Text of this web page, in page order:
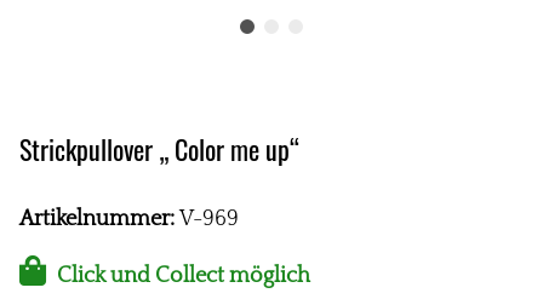
Strickpullover „ Color me up“
Artikelnummer:V-969
Click und Collect möglich